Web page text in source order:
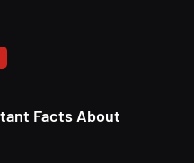
Facts About